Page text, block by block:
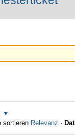
sortieren Relevanz ·